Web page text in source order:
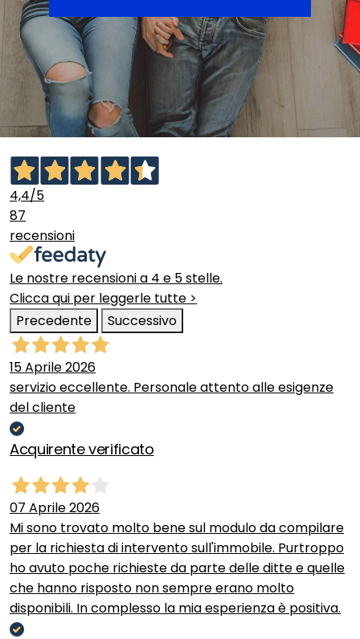
4,4/5
87
recensioni
Le nostre recensioni a 4 e 5 stelle.
Clicca qui per leggerle tutte >
Precedente
Successivo
15 Aprile 2026
servizio eccellente. Personale attento alle esigenze
del cliente
Acquirente verificato
07 Aprile 2026
Mi sono trovato molto bene sul modulo da compilare
per la richiesta di intervento sull'immobile. Purtroppo
ho avuto poche richieste da parte delle ditte e quelle
che hanno risposto non sempre erano molto
disponibili. In complesso la mia esperienza è positiva.